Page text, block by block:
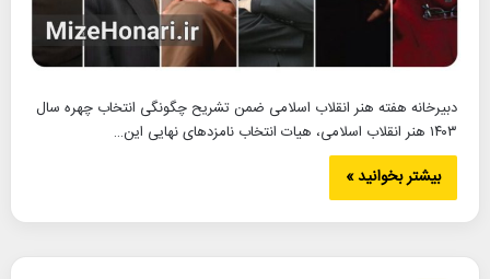
دبیرخانه هفته هنر انقلاب اسلامی ضمن تشریح چگونگی انتخاب چهره سال
۱۴۰۳ هنر انقلاب اسلامی، هیات انتخاب نامزدهای نهایی این…
بیشتر بخوانید »